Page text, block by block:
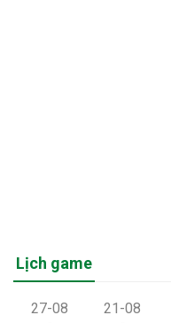
Lịch game
27-08 21-08